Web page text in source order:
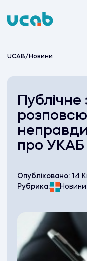
to
UCAB/ Новини
про УКАБ
Опубліковано: 14
Рубрика:
Новини